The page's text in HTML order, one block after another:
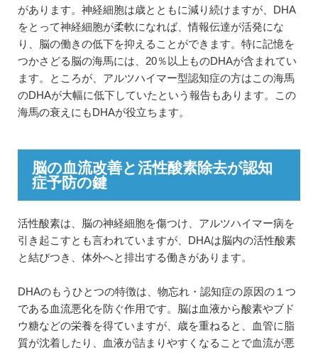
があります。神経細胞は歳とともに減り続けますが、DHA
をとって神経細胞が柔軟になれば、情報伝達が活発にな
り、脳の働きの低下を抑えることができます。特に記憶を
つかさどる脳の海馬には、20％以上ものDHAが含まれてい
ます。ところが、アルツハイマー型認知症の方はこの海馬
のDHAが大幅に低下していたという報告もあります。この
海馬の衰えにもDHAが役立ちます。
脳の血流改善と活性酸素除去が認知
症予防の鍵
活性酸素は、脳の神経細胞を傷つけ、アルツハイマー病を
引き起こすとも言われていますが、DHAは脳内の活性酸素
と結びつき、体外へと排出する働きがあります。
DHAのもうひとつの特徴は、物忘れ・認知症の原因の１つ
である血流悪化を防ぐ作用です。脳は血液から酸素やブド
ウ糖などの栄養を得ていますが、歳を重ねると、血管に脂
質が沈着したり、血液が詰まりやすくなることで血流が悪